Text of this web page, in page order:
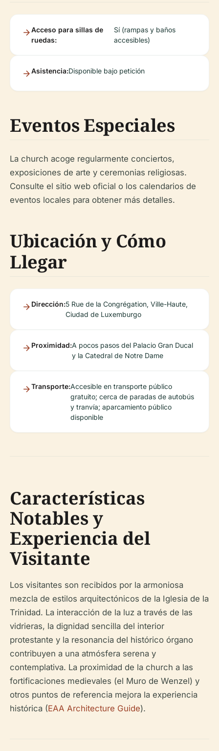
Acceso para sillas de
ruedas:
Sí (rampas y baños
accesibles)
Asistencia:Disponible bajo petición
Eventos Especiales
La church acoge regularmente conciertos,
exposiciones de arte y ceremonias religiosas.
Consulte el sitio web oficial o los calendarios de
eventos locales para obtener más detalles.
Ubicación y Cómo
Llegar
Dirección:5 Rue de la Congrégation, Ville-Haute,
Ciudad de Luxemburgo
Proximidad:A pocos pasos del Palacio Gran Ducal
y la Catedral de Notre Dame
Transporte:Accesible en transporte público
gratuito; cerca de paradas de autobús
y tranvía; aparcamiento público
disponible
Características
Notables y
Experiencia del
Visitante
Los visitantes son recibidos por la armoniosa
mezcla de estilos arquitectónicos de la Iglesia de la
Trinidad. La interacción de la luz a través de las
vidrieras, la dignidad sencilla del interior
protestante y la resonancia del histórico órgano
contribuyen a una atmósfera serena y
contemplativa. La proximidad de la church a las
fortificaciones medievales (el Muro de Wenzel) y
otros puntos de referencia mejora la experiencia
histórica (EAA Architecture Guide).